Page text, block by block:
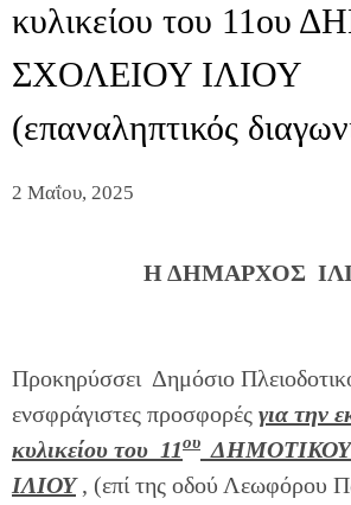
κυλικείου του 11ου
ΣΧΟΛΕΙΟΥ ΙΛΙΟΥ
(επαναληπτικός
2 Μαΐου, 2025
Η ΔΗΜΑΡΧΟΣ
Προκηρύσσει Δημόσιο
ενσφράγιστες προσφορές για την
κυλικείου του 11ου
ΙΛΙΟΥ, (επί της οδού Λεωφόρου